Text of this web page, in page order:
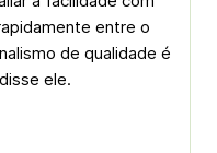
entre o
de qualidade é
ele.